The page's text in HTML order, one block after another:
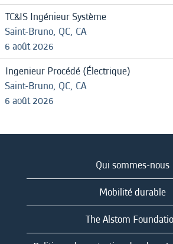
TC&IS Ingénieur Système
Saint-Bruno, QC, CA
6 août 2026
Ingenieur Procédé (Électrique)
Saint-Bruno, QC, CA
6 août 2026
Qui sommes-nous
Mobilité durable
The Alstom